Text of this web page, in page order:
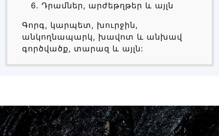
Դրամներ, արժեթղթեր և այլն
Գորգ, կարպետ, խուրջին,
անկողնապարկ, խավոտ և անխավ
գործվածք, տարազ և այլն: